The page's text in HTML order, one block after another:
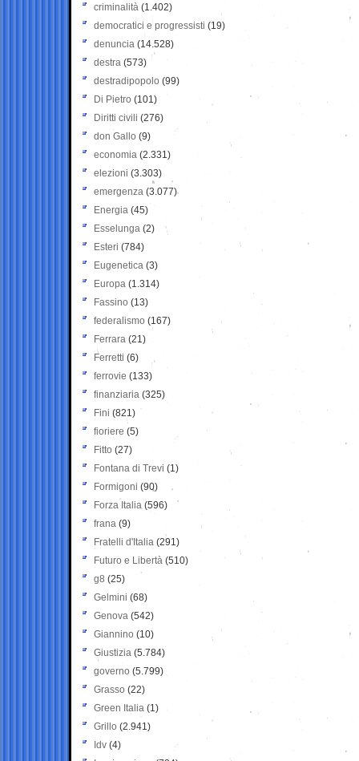
criminalità (1.402)
democratici e progressisti (19)
denuncia (14.528)
destra (573)
destradipopolo (99)
Di Pietro (101)
Diritti civili (276)
don Gallo (9)
economia (2.331)
elezioni (3.303)
emergenza (3.077)
Energia (45)
Esselunga (2)
Esteri (784)
Eugenetica (3)
Europa (1.314)
Fassino (13)
federalismo (167)
Ferrara (21)
Ferretti (6)
ferrovie (133)
finanziaria (325)
Fini (821)
fioriere (5)
Fitto (27)
Fontana di Trevi (1)
Formigoni (90)
Forza Italia (596)
frana (9)
Fratelli d'Italia (291)
Futuro e Libertà (510)
g8 (25)
Gelmini (68)
Genova (542)
Giannino (10)
Giustizia (5.784)
governo (5.799)
Grasso (22)
Green Italia (1)
Grillo (2.941)
Idv (4)